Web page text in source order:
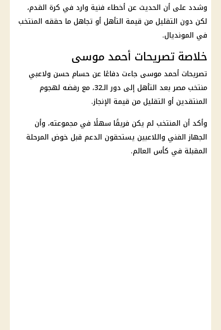
وشدد على أن الحديث عن أخطاء فنية وارد في كرة القدم،
لكن دون التقليل من قيمة التأهل أو تجاهل ما حققه المنتخب
في المونديال.
خلاصة تصريحات أحمد موسى
تصريحات أحمد موسى جاءت دفاعًا عن حسام حسن ولاعبي
منتخب مصر
بعد التأهل إلى دور الـ32، مع رفضه لهجوم
المنتقدين أو التقليل من قيمة الإنجاز.
وأكد أن المنتخب لم يكن فريقًا سهلًا في مجموعته، وأن
الجهاز الفني واللاعبين يستحقون الدعم قبل خوض المرحلة
المقبلة في كأس العالم.